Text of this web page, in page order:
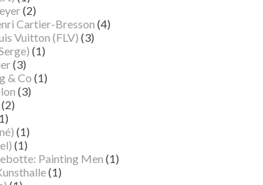
(2)
Cartier-Bresson (4)
Vuitton (FLV) (3)
(1)
(3)
& Co (1)
(3)
(2)
(1)
(1)
Painting Men (1)
(1)